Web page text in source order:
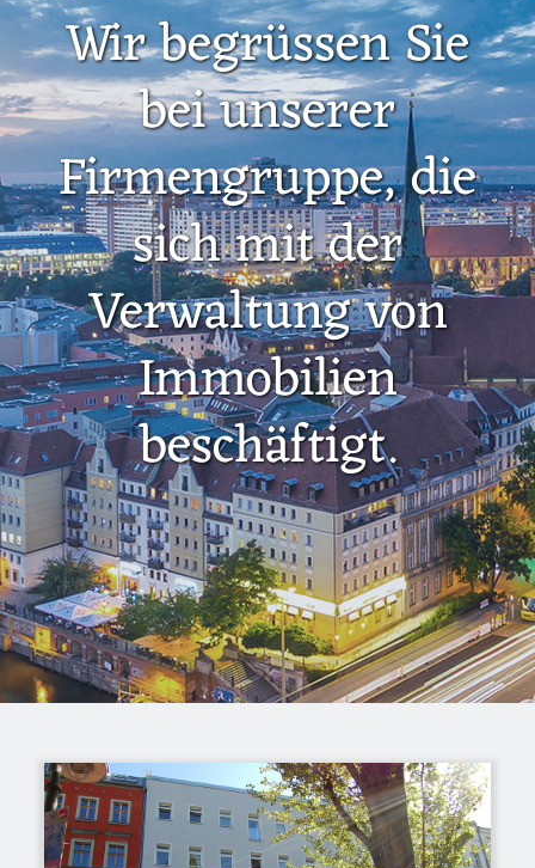
Wir begrüssen Sie
bei unserer
Firmengruppe, die
sich mit der
Verwaltung von
Immobilien
beschäftigt.